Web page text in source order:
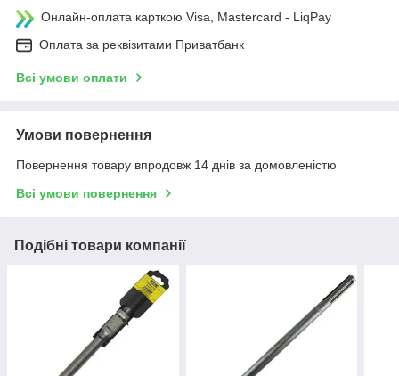
Онлайн-оплата карткою Visa, Mastercard - LiqPay
Оплата за реквізитами Приватбанк
Всі умови оплати
Умови повернення
Повернення товару впродовж 14 днів за домовленістю
Всі умови повернення
Подібні товари компанії